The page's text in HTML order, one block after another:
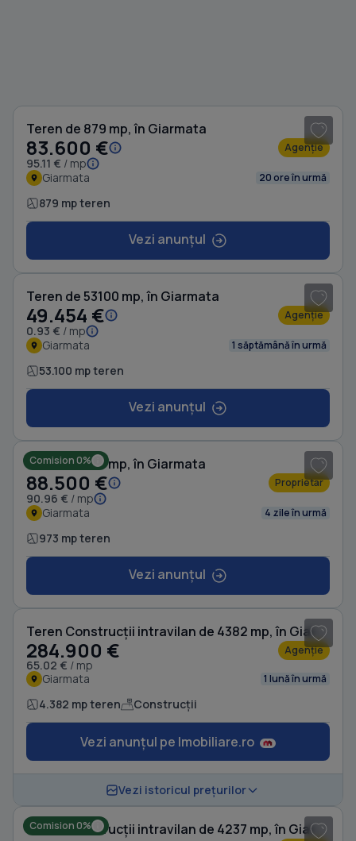
Teren de 879 mp, în Giarmata
83.600 €
95.11 € / mp
Agenție
Giarmata 20 ore în urmă
879 mp teren
Vezi anunțul
Teren de 53100 mp, în Giarmata
49.454 €
0.93 € / mp
Agenție
Giarmata 1 săptămână în urmă
53.100 mp teren
Vezi anunțul
Comision 0%
Teren de 973 mp, în Giarmata
88.500 €
90.96 € / mp
Proprietar
Giarmata 4 zile în urmă
973 mp teren
Vezi anunțul
Teren Construcții intravilan de 4382 mp, în Giarmata
284.900 €
65.02 € / mp
Agenție
Giarmata 1 lună în urmă
4.382 mp teren Construcții
Vezi anunțul pe Imobiliare.ro
Vezi istoricul prețurilor
Comision 0% Teren Construcții intravilan de 4237 mp, în Giarmata